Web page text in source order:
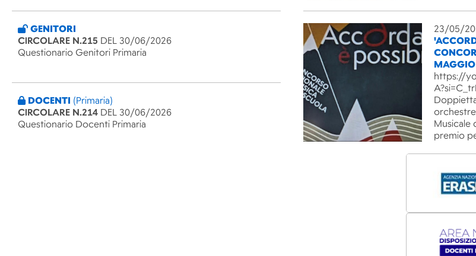
GENITORI
CIRCOLARE N.215 DEL 30/06/2026
Questionario Genitori Primaria
DOCENTI (Primaria)
CIRCOLARE N.214 DEL 30/06/2026
Questionario Docenti Primaria
23/05/
https://
Musicale
premio